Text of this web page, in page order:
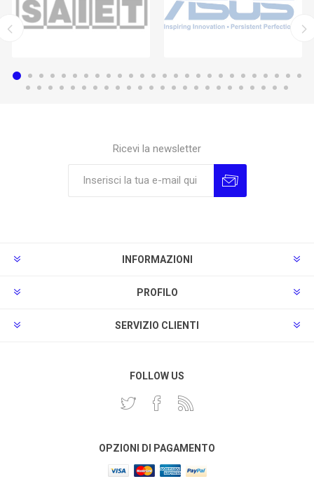
Ricevi la newsletter
INFORMAZIONI
PROFILO
SERVIZIO CLIENTI
FOLLOW US
OPZIONI DI PAGAMENTO